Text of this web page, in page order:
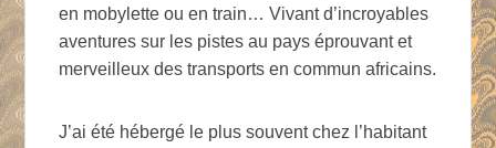
en mobylette ou en train… Vivant d’incroyables
aventures sur les pistes au pays éprouvant et
merveilleux des transports en commun africains.
J’ai été hébergé le plus souvent chez l’habitant